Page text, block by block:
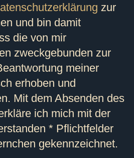
zur
und bin damit
die von mir
zweckgebunden zur
meiner
erhoben und
Mit dem Absenden des
ich mich mit der
* Pflichtfelder
gekennzeichnet.